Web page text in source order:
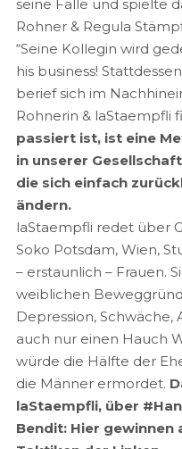
seine Falle und spielte
Rohner & Regula
“Seine Kollegin wird
his business!
berief sich im
Rohnerin & laStaempfli
passiert ist, ist eine
in unserer
die sich einfach
ändern.
laStaempfli redet über
Soko Potsdam, Wien,
– erstaunlich – Frauen.
weiblichen
Depression, Schwäche,
auch nur einen Hauch
würde die Hälfte der
die Männer ermordet.
laStaempfli, über
Bendit: Hier